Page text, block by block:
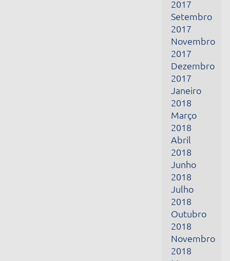
Dezembro
2017
Janeiro
2018
Março
2018
Abril
Junho
2018
Julho
2018
Outubro
2018
Novembro
2018
Março
2019
Abril
2019
Maio
2019
Junho